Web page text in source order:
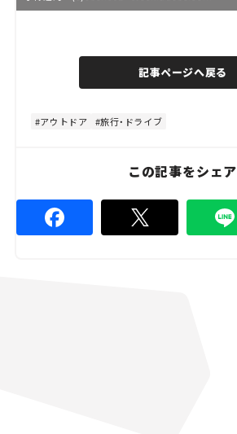
e
d
%
記事ページへ戻る
アウトドア 旅行・ドライブ
この記事をシェア